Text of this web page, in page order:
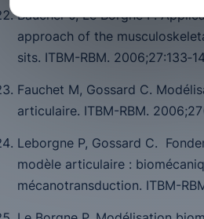
Baucher J, Le Borgne P.
approach of the
sits. ITBM-RBM. 2006;27
Fauchet M, Gossard C.
articulaire. ITBM-RBM. 2006;27
Leborgne P, Gossard C.
modèle articulaire :
mécanotransduction. ITBM-